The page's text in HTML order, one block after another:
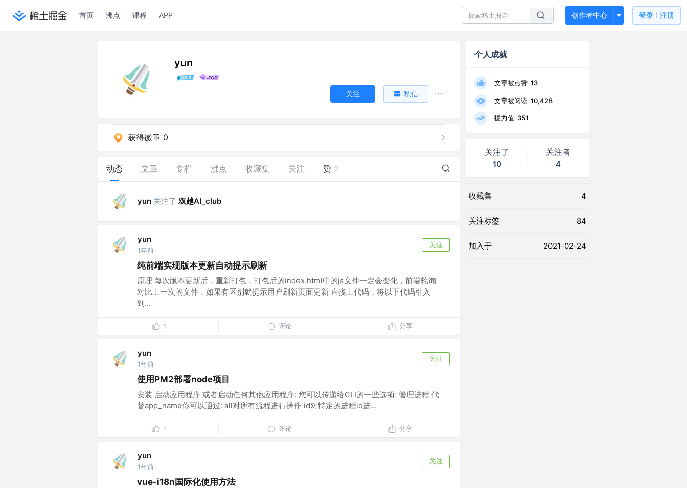
首页 沸点 课程 APP 创作者中心 登录 注册
yun
关注 私信
获得徽章 0
动态 文章 专栏 沸点 收藏集 关注 赞 2
yun 关注了 双越AI_club
yun
1年前
关注
纯前端实现版本更新自动提示刷新
原理 每次版本更新后，重新打包，打包后的index.html中的js文件一定会变化，前端轮询
对比上一次的文件，如果有区别就提示用户刷新页面更新 直接上代码，将以下代码引入
到...
1 评论 分享
yun
1年前
关注
使用PM2部署node项目
安装 启动应用程序 或者启动任何其他应用程序: 您可以传递给CLI的一些选项: 管理进程 代
替app_name你可以通过: all对所有流程进行操作 id对特定的进程id进...
1 评论 分享
yun
1年前
关注
vue-i18n国际化使用方法
个人成就
文章被点赞 13
文章被阅读 10,428
掘力值 351
关注了
10
关注者
4
收藏集 4
关注标签 84
加入于 2021-02-24